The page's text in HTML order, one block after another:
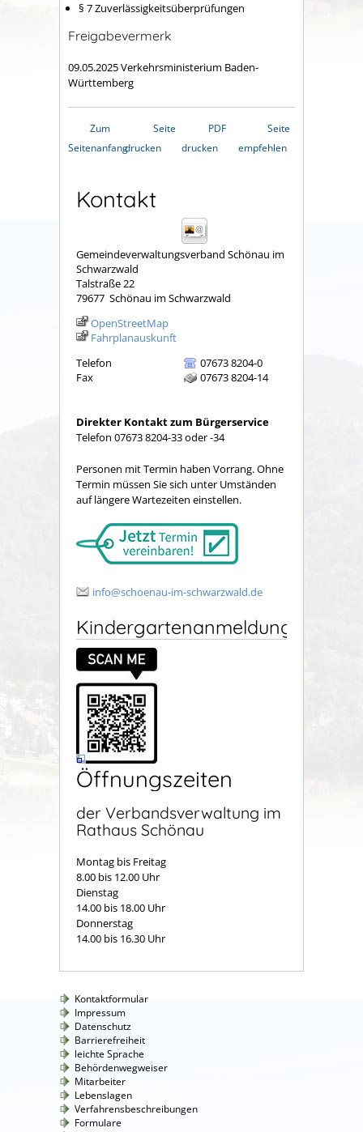
§ 7 Zuverlässigkeitsüberprüfungen
Freigabevermerk
09.05.2025 Verkehrsministerium Baden-
Württemberg
Zum
Seitenanfang
Seite
drucken
PDF
drucken
Seite
empfehlen
Kontakt
Gemeindeverwaltungsverband Schönau im
Schwarzwald
Talstraße 22
79677 Schönau im Schwarzwald
OpenStreetMap
Fahrplanauskunft
Telefon
07673 8204-0
Fax
07673 8204-14
Direkter Kontakt zum Bürgerservice
Telefon 07673 8204-33 oder -34
Personen mit Termin haben Vorrang. Ohne
Termin müssen Sie sich unter Umständen
auf längere Wartezeiten einstellen.
info@schoenau-im-schwarzwald.de
Kindergartenanmeldung
Öffnungszeiten
der Verbandsverwaltung im
Rathaus Schönau
Montag bis Freitag
8.00 bis 12.00 Uhr
Dienstag
14.00 bis 18.00 Uhr
Donnerstag
14.00 bis 16.30 Uhr
Kontaktformular
Impressum
Datenschutz
Barrierefreiheit
leichte Sprache
Behördenwegweiser
Mitarbeiter
Lebenslagen
Verfahrensbeschreibungen
Formulare